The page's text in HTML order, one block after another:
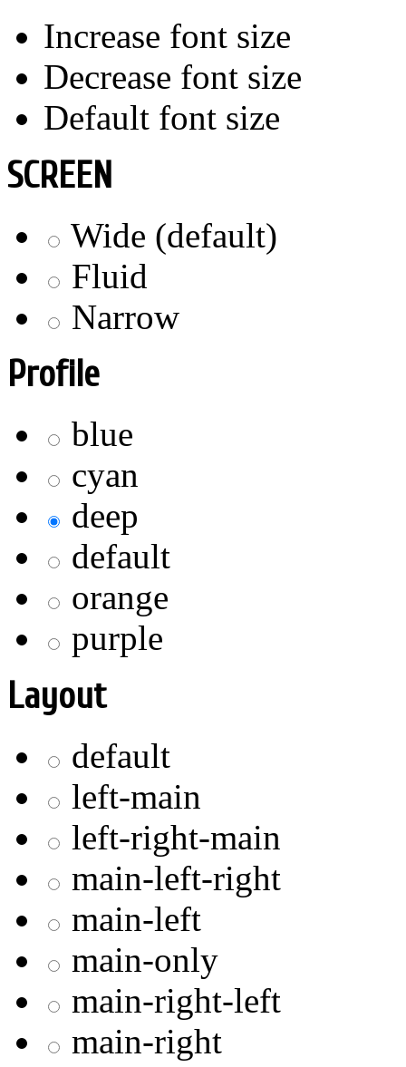
Increase font size
Decrease font size
Default font size
SCREEN
Wide (default)
Fluid
Narrow
Profile
blue
cyan
deep
default
orange
purple
Layout
default
left-main
left-right-main
main-left-right
main-left
main-only
main-right-left
main-right